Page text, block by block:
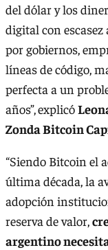
del dólar y los
digital con escasez
por gobiernos,
líneas de código,
perfecta a un
años”,explicó
Zonda Bitcoin
“Siendo Bitcoin el
última década, la
adopción
reserva de valor,
argentino